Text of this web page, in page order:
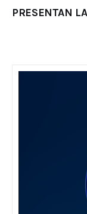
PRESENTAN